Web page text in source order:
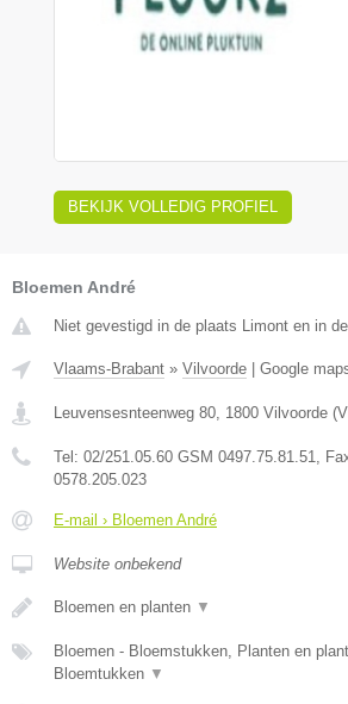
BEKIJK VOLLEDIG PROFIEL
Bloemen André
Niet gevestigd in de plaats Limont en in
Vlaams-Brabant » Vilvoorde Google
Leuvensesnteenweg 80, 1800 Vilvoorde (
Tel: 02/251.05.60 GSM 0497.75.81.51,
0578.205.023
E-mail › Bloemen André
Website onbekend
Bloemen en planten ▼
Bloemen - Bloemstukken, Planten en
Bloemtukken ▼